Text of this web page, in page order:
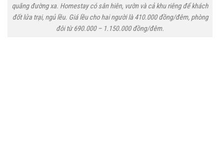
quãng đường xa. Homestay có sân hiên, vườn và cả khu riêng để khách
đốt lửa trại, ngủ lều. Giá lều cho hai người là 410.000 đồng/đêm, phòng
đôi từ 690.000 – 1.150.000 đồng/đêm.